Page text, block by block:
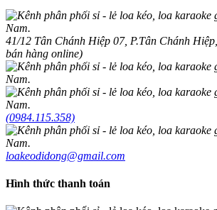
41/12 Tân Chánh Hiệp 07, P.Tân Chánh
bán hàng online)
(0984.115.358)
loakeodidong@gmail.com
Hình thức thanh toán